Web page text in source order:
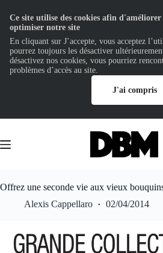
contenu
Offrez une seconde vie aux vieux
Alexis Cappellaro
02/04/2014
Ce site utilise des cookies afin
optimiser notre site
En cliquant sur J’accepte, vous acceptez
pourrez toujours les désactiver
désactivez nos cookies, vous pourriez
problèmes d’accès au site.
J'ai compris